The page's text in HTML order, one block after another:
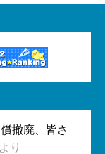
撤廃、皆さ
より